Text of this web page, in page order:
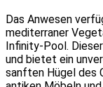
Das Anwesen
mediterraner
Infinity-Pool.
und bietet ein
sanften Hügel des